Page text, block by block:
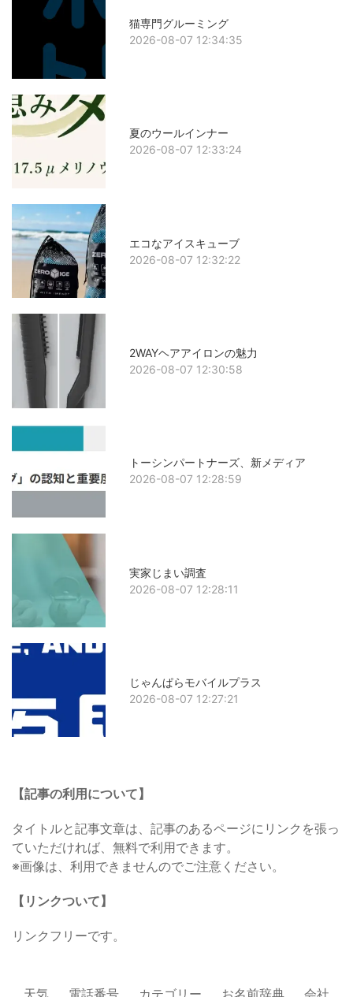
猫専門グルーミング
2026-08-07 12:34:35
夏のウールインナー
2026-08-07 12:33:24
エコなアイスキューブ
2026-08-07 12:32:22
2WAYヘアアイロンの魅力
2026-08-07 12:30:58
トーシンパートナーズ、新メディア
2026-08-07 12:28:59
実家じまい調査
2026-08-07 12:28:11
じゃんぱらモバイルプラス
2026-08-07 12:27:21
【記事の利用について】
タイトルと記事文章は、記事のあるページにリンクを張っ
ていただければ、無料で利用できます。
※画像は、利用できませんのでご注意ください。
【リンクついて】
リンクフリーです。